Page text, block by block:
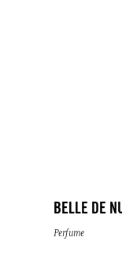
BELLE DE
Perfume